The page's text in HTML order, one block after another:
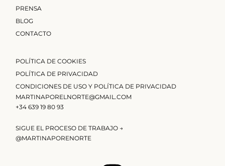
PRENSA
BLOG
CONTACTO
POLÍTICA DE COOKIES
POLÍTICA DE PRIVACIDAD
CONDICIONES DE USO Y POLÍTICA DE PRIVACIDAD
MARTINAPORELNORTE@GMAIL.COM
+34 639 19 80 93
SIGUE EL PROCESO DE TRABAJO →
@MARTINAPORENORTE